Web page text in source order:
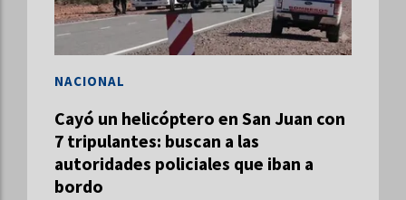
Cayó un helicóptero en San Juan con
7 tripulantes: buscan a las
autoridades policiales que iban a
bordo
NACIONAL